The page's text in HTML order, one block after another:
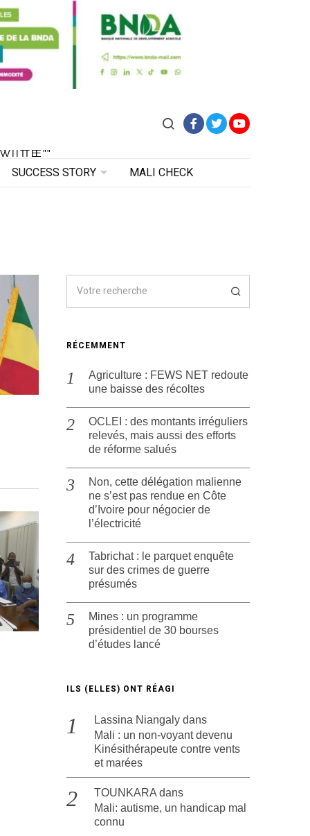
VITE"
SUCCESS STORY MALI CHECK
RÉCEMMENT
Agriculture : FEWS NET redoute
une baisse des récoltes
OCLEI : des montants irréguliers
relevés, mais aussi des efforts
de réforme salués
Non, cette délégation malienne
ne s’est pas rendue en Côte
d’Ivoire pour négocier de
l’électricité
Tabrichat : le parquet enquête
sur des crimes de guerre
présumés
Mines : un programme
présidentiel de 30 bourses
d’études lancé
ILS (ELLES) ONT RÉAGI
Lassina Niangaly dans
Mali : un non-voyant devenu
Kinésithérapeute contre vents
et marées
TOUNKARA dans
Mali: autisme, un handicap mal
connu